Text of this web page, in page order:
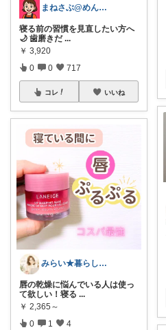
まねさぶ@めんどくさい→快適
寝る前の習慣を見直したい方へ
🌙 歯磨きだ ...
￥ 3,920
0 0 717
コレ いいね
みらい★暮らし、ファッション
唇の乾燥に悩んでいる人は使っ
て欲しい！寝る ...
￥ 2,365～
0 1 4